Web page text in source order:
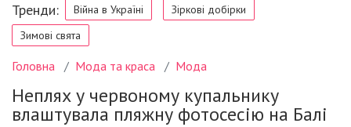
Тренди: Війна в Україні
Зіркові добірки
Зимові свята
Головна Мода та краса Мода
Неплях у червоному купальнику
влаштувала пляжну фотосесію на Балі